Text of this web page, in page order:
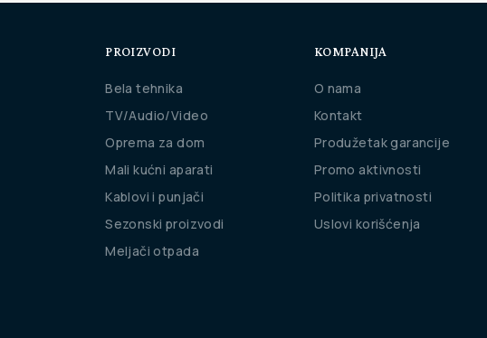
PROIZVODI
Bela tehnika
TV/Audio/Video
Oprema za dom
Mali kućni aparati
Kablovi i punjači
Sezonski proizvodi
Meljači otpada
KOMPANIJA
O nama
Kontakt
Produžetak garancije
Promo aktivnosti
Politika privatnosti
Uslovi korišćenja